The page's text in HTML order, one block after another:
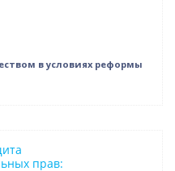
в условиях реформы